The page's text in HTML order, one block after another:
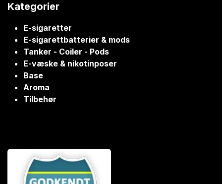
Kategorier
E-sigaretter
E-sigarettbatterier & mods
Tanker - Coiler - Pods
E-væske & nikotinposer
Base
Aroma
Tilbehør